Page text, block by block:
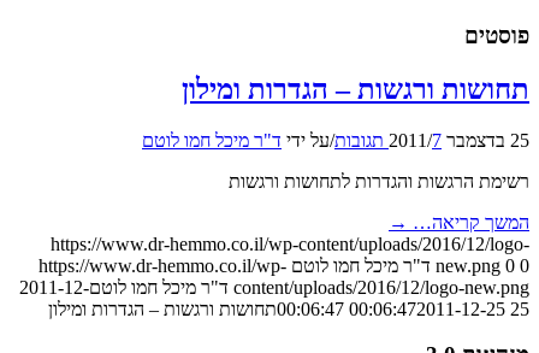
פוסטים
תחושות ורגשות – הגדרות ומילון
25 בדצמבר 2011 /7 תגובות /על ידי ד"ר מיכל חמו לוטם
רשימת הרגשות והגדרות לתחושות ורגשות
המשך קריאה… →
https://www.dr-hemmo.co.il/wp-content/uploads/2016/12/logo-
new.png 0 0 ד"ר מיכל חמו לוטם https://www.dr-hemmo.co.il/wp-
content/uploads/2016/12/logo-new.png ד"ר מיכל חמו לוטם2011-12-
25 00:06:47
2011-12-25 00:06:47 תחושות ורגשות – הגדרות ומילון